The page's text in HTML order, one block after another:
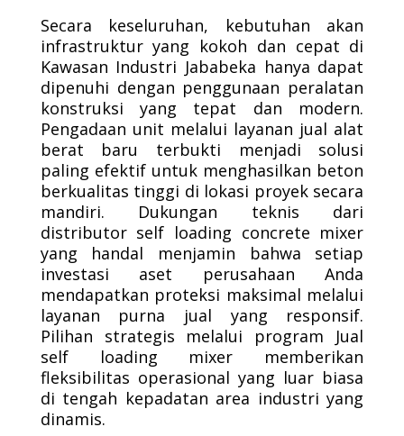
Secara keseluruhan, kebutuhan akan
infrastruktur yang kokoh dan cepat di
Kawasan Industri Jababeka hanya dapat
dipenuhi dengan penggunaan peralatan
konstruksi yang tepat dan modern.
Pengadaan unit melalui layanan jual alat
berat baru terbukti menjadi solusi
paling efektif untuk menghasilkan beton
berkualitas tinggi di lokasi proyek secara
mandiri. Dukungan teknis dari
distributor self loading concrete mixer
yang handal menjamin bahwa setiap
investasi aset perusahaan Anda
mendapatkan proteksi maksimal melalui
layanan purna jual yang responsif.
Pilihan strategis melalui program Jual
self loading mixer memberikan
fleksibilitas operasional yang luar biasa
di tengah kepadatan area industri yang
dinamis.